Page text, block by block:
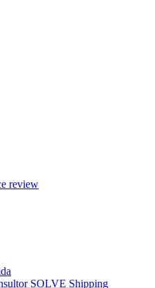
review
SOLVE Shipping